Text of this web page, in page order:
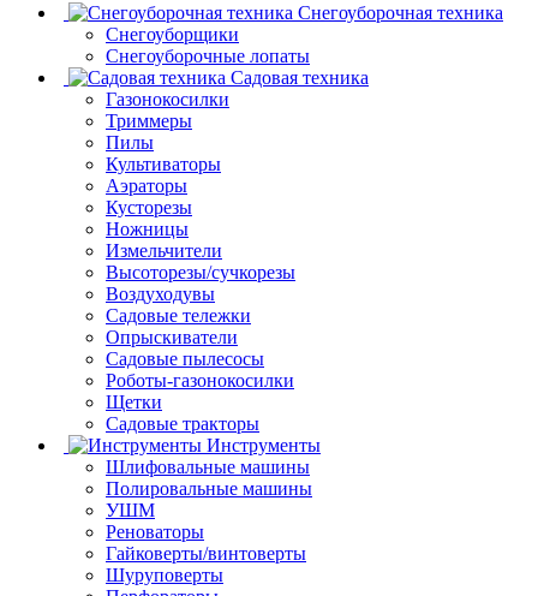
Снегоуборочная техника
Снегоуборщики
Снегоуборочные лопаты
Садовая техника
Газонокосилки
Триммеры
Пилы
Культиваторы
Аэраторы
Кусторезы
Ножницы
Измельчители
Высоторезы/сучкорезы
Воздуходувы
Садовые тележки
Опрыскиватели
Садовые пылесосы
Роботы-газонокосилки
Щетки
Садовые тракторы
Инструменты
Шлифовальные машины
Полировальные машины
УШМ
Реноваторы
Гайковерты/винтоверты
Шуруповерты